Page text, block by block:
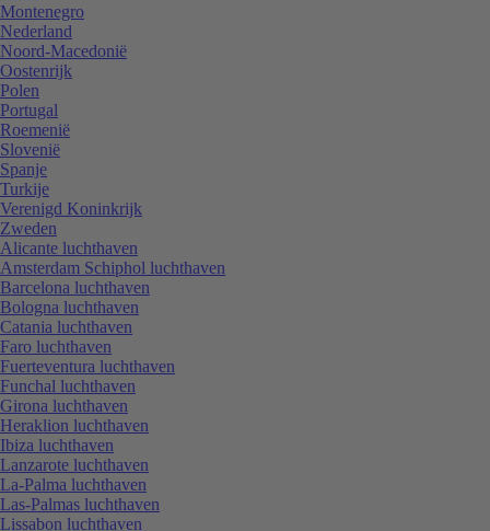
Montenegro
Nederland
Noord-Macedonië
Oostenrijk
Polen
Portugal
Roemenië
Slovenië
Spanje
Turkije
Verenigd Koninkrijk
Zweden
Alicante luchthaven
Amsterdam Schiphol luchthaven
Barcelona luchthaven
Bologna luchthaven
Catania luchthaven
Faro luchthaven
Fuerteventura luchthaven
Funchal luchthaven
Girona luchthaven
Heraklion luchthaven
Ibiza luchthaven
Lanzarote luchthaven
La-Palma luchthaven
Las-Palmas luchthaven
Lissabon luchthaven